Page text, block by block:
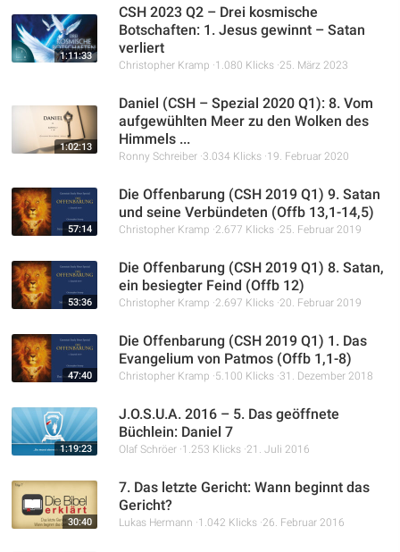
1:11:33
CSH 2023 Q2 – Drei kosmische
Botschaften: 1. Jesus gewinnt – Satan
verliert
Christopher Kramp 1.080 Klicks 25. März 2023
1:02:13
Daniel (CSH – Spezial 2020 Q1): 8. Vom
aufgewühlten Meer zu den Wolken des
Himmels ...
Ronny Schreiber 3.034 Klicks 19. Februar 2020
57:14
Die Offenbarung (CSH 2019 Q1) 9. Satan
und seine Verbündeten (Offb 13,1-14,5)
Christopher Kramp 2.677 Klicks 25. Februar 2019
53:36
Die Offenbarung (CSH 2019 Q1) 8. Satan,
ein besiegter Feind (Offb 12)
Christopher Kramp 2.697 Klicks 20. Februar 2019
47:40
Die Offenbarung (CSH 2019 Q1) 1. Das
Evangelium von Patmos (Offb 1,1-8)
Christopher Kramp 5.100 Klicks 31. Dezember 2018
1:19:23
J.O.S.U.A. 2016 – 5. Das geöffnete
Büchlein: Daniel 7
Olaf Schröer 1.253 Klicks 21. Juli 2016
30:40
7. Das letzte Gericht: Wann beginnt das
Gericht?
Lukas Hermann 1.042 Klicks 26. Februar 2016
Über Uns
Kontakt
Spenden